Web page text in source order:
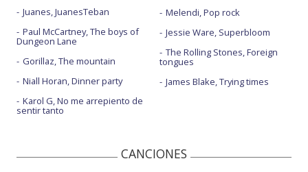
Juanes, JuanesTeban
Paul McCartney, The boys of
Dungeon Lane
Gorillaz, The mountain
Niall Horan, Dinner party
Karol G, No me arrepiento de
sentir tanto
Melendi, Pop rock
Jessie Ware, Superbloom
The Rolling Stones, Foreign
tongues
James Blake, Trying times
CANCIONES